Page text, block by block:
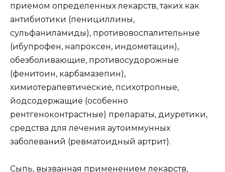
приемом определенных лекарств, таких как
антибиотики (пенициллины,
сульфаниламиды), противовоспалительные
(ибупрофен, напроксен, индометацин),
обезболивающие, противосудорожные
(фенитоин, карбамазепин),
химиотерапевтические, психотропные,
йодсодержащие (особенно
рентгеноконтрастные) препараты, диуретики,
средства для лечения аутоиммунных
заболеваний (ревматоидный артрит).
Сыпь, вызванная применением лекарств,